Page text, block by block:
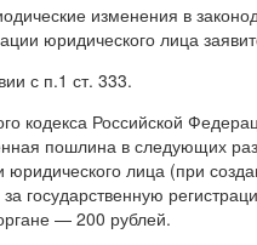
изменения в
юридического лица
с п.1 ст. 333.
кодекса Российской
пошлина в следующих
юридического лица (при
государственную
— 200 рублей.